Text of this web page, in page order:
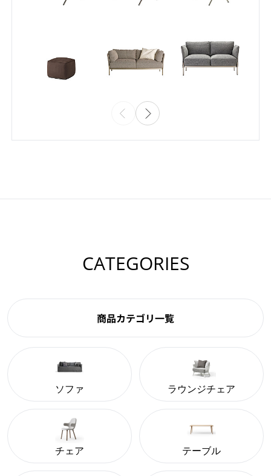
CATEGORIES
商品カテゴリ一覧
ソファ ラウンジチェア
チェア テーブル